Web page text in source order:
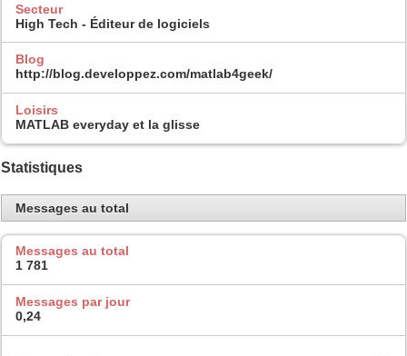
Secteur
High Tech - Éditeur de logiciels
Blog
http://blog.developpez.com/matlab4geek/
Loisirs
MATLAB everyday et la glisse
Statistiques
Messages au total
Messages au total
1 781
Messages par jour
0,24